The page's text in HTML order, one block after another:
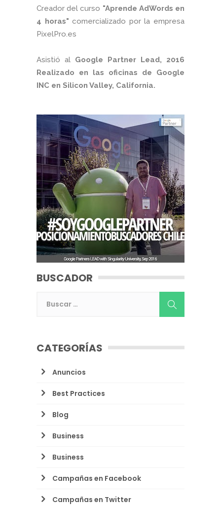
Creador del curso "Aprende AdWords en
4 horas" comercializado por la empresa
PixelPro.es
Asistió al Google Partner Lead, 2016
Realizado en las oficinas de Google
INC en Silicon Valley, California.
BUSCADOR
CATEGORÍAS
Anuncios
Best Practices
Blog
Business
Business
Campañas en Facebook
Campañas en Twitter